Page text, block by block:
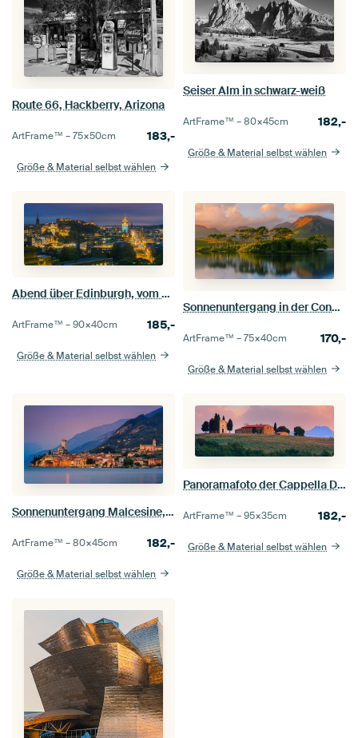
Route 66, Hackberry, Arizona
ArtFrame™ –75×50cm 183,-
Größe & Material selbst wählen
Seiser Alm in schwarz-weiß
ArtFrame™ –80×45cm 182,-
Größe & Material selbst wählen
Abend über Edinburgh, vom Calton Hill aus gesehen
ArtFrame™ –90×40cm 185,-
Größe & Material selbst wählen
Sonnenuntergang in der Connemara am Derryclare Lough, Irland
ArtFrame™ –75×40cm 170,-
Größe & Material selbst wählen
Sonnenuntergang Malcesine, Gardasee, Italien
ArtFrame™ –80×45cm 182,-
Größe & Material selbst wählen
Panoramafoto der Cappella Della Madonna Di Vitaleta
ArtFrame™ –95×35cm 182,-
Größe & Material selbst wählen